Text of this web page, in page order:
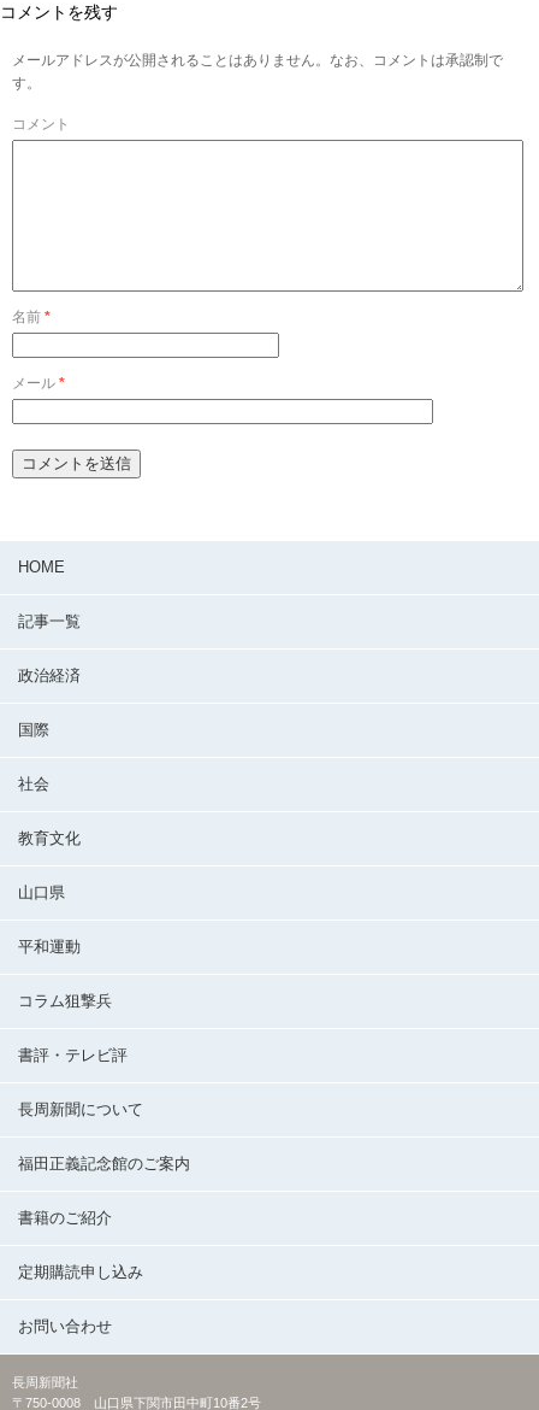
コメントを残す
メールアドレスが公開されることはありません。なお、コメントは承認制で
す。
コメント
名前 *
メール *
HOME
記事一覧
政治経済
国際
社会
教育文化
山口県
平和運動
コラム狙撃兵
書評・テレビ評
長周新聞について
福田正義記念館のご案内
書籍のご紹介
定期購読申し込み
お問い合わせ
長周新聞社
〒750-0008 山口県下関市田中町10番2号